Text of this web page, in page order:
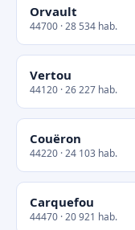
Orvault
44700 · 28 534 hab.
Vertou
44120 · 26 227 hab.
Couëron
44220 · 24 103 hab.
Carquefou
44470 · 20 921 hab.